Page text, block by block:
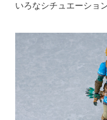
いろなシチュエーショ